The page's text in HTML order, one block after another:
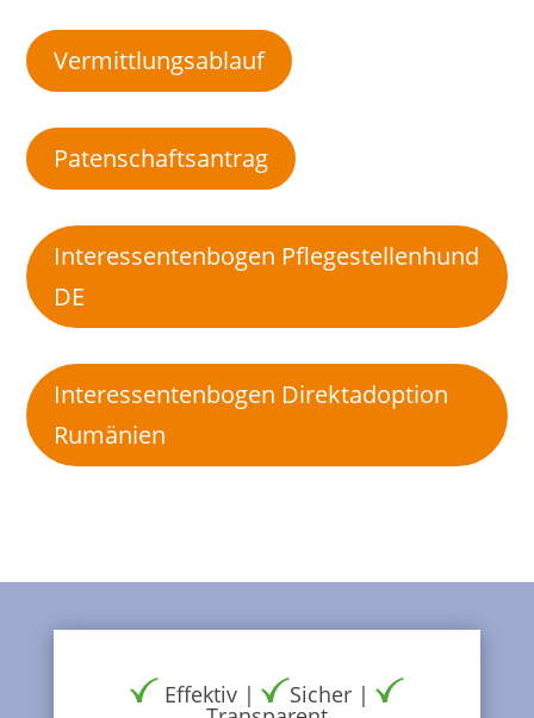
Vermittlungsablauf
Patenschaftsantrag
Interessentenbogen Pflegestellenhund
DE
Interessentenbogen Direktadoption
Rumänien
Effektiv | Sicher |